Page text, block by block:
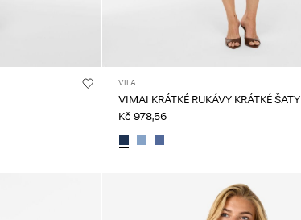
VILA
VIMAI KRÁTKÉ RUKÁVY KRÁTKÉ ŠATY
Kč 978,56